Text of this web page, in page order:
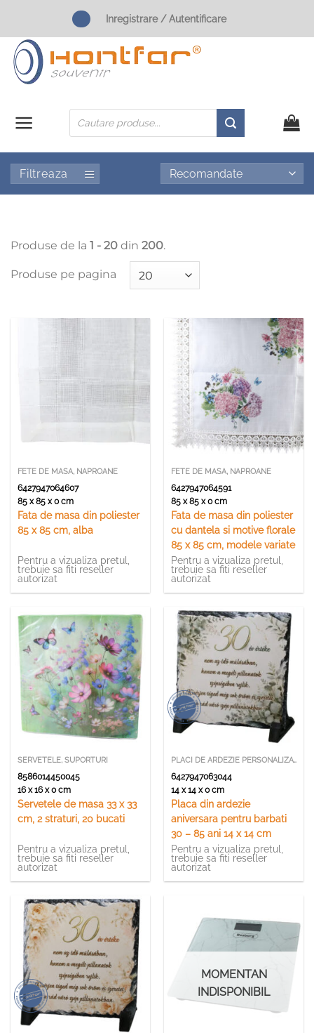
content
Inregistrare / Autentificare
Products
search
Filtreaza
Produse de la 1 - 20 din 200.
Produse pe pagina
FETE DE MASA, NAPROANE
6427947064607
85 x 85 x 0 cm
Fata de masa din poliester
85 x 85 cm, alba
Pentru a vizualiza pretul,
trebuie sa fiti reseller
autorizat
FETE DE MASA, NAPROANE
6427947064591
85 x 85 x 0 cm
Fata de masa din poliester
cu dantela si motive florale
85 x 85 cm, modele variate
Pentru a vizualiza pretul,
trebuie sa fiti reseller
autorizat
SERVETELE, SUPORTURI
8586014450045
16 x 16 x 0 cm
Servetele de masa 33 x 33
cm, 2 straturi, 20 bucati
Pentru a vizualiza pretul,
trebuie sa fiti reseller
autorizat
PLACI DE ARDEZIE PERSONALIZATE
6427947063044
14 x 14 x 0 cm
Placa din ardezie
aniversara pentru barbati
30 – 85 ani 14 x 14 cm
Pentru a vizualiza pretul,
trebuie sa fiti reseller
autorizat
MOMENTAN
INDISPONIBIL